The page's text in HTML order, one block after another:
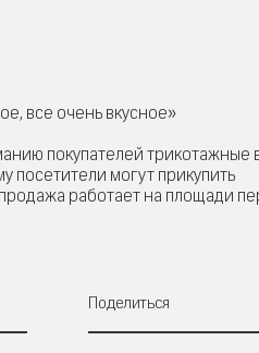
все очень вкусное»
покупателей трикотажные
посетители могут прикупить
работает на площади
Поделиться